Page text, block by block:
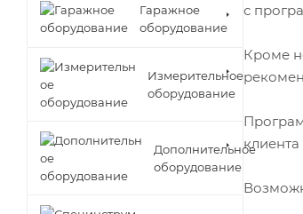
с
Кроме
Гаражное
оборудование
Измерительное
оборудование
Дополнительное
оборудование